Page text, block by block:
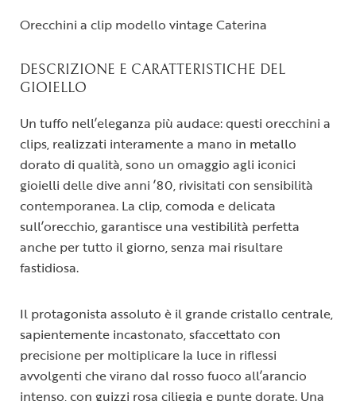
Orecchini a clip modello vintage Caterina
DESCRIZIONE E CARATTERISTICHE DEL
GIOIELLO
Un tuffo nell’eleganza più audace: questi orecchini a
clips, realizzati interamente a mano in metallo
dorato di qualità, sono un omaggio agli iconici
gioielli delle dive anni ’80, rivisitati con sensibilità
contemporanea. La clip, comoda e delicata
sull’orecchio, garantisce una vestibilità perfetta
anche per tutto il giorno, senza mai risultare
fastidiosa.
Il protagonista assoluto è il grande cristallo centrale,
sapientemente incastonato, sfaccettato con
precisione per moltiplicare la luce in riflessi
avvolgenti che virano dal rosso fuoco all’arancio
intenso, con guizzi rosa ciliegia e punte dorate. Una